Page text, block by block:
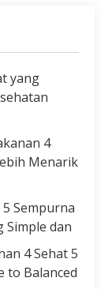
yang
4
Menarik
Sempurna
Simple dan
4 Sehat 5
to Balanced